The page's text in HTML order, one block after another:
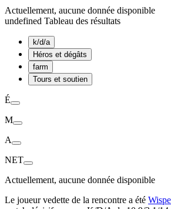
Actuellement, aucune donnée disponible
undefined Tableau des résultats
k/d/a
Héros et dégâts
farm
Tours et soutien
É
M
A
NET
Actuellement, aucune donnée disponible
Le joueur vedette de la rencontre a été